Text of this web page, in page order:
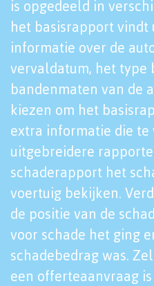
is opgedeeld in
het basisrapport vindt
informatie over de
vervaldatum, het type
bandenmaten van de
kiezen om het
extra informatie die te
uitgebreidere
schaderapport het
voertuig bekijken.
de positie van de
voor schade het ging
schadebedrag was.
een offerteaanvraag